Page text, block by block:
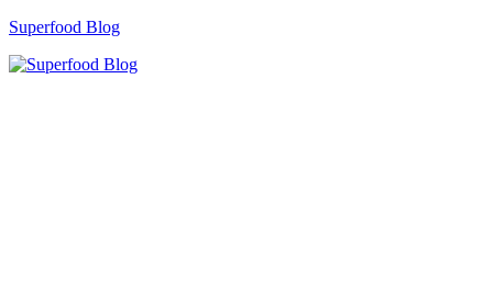
Zum
springen
Superfood Blog